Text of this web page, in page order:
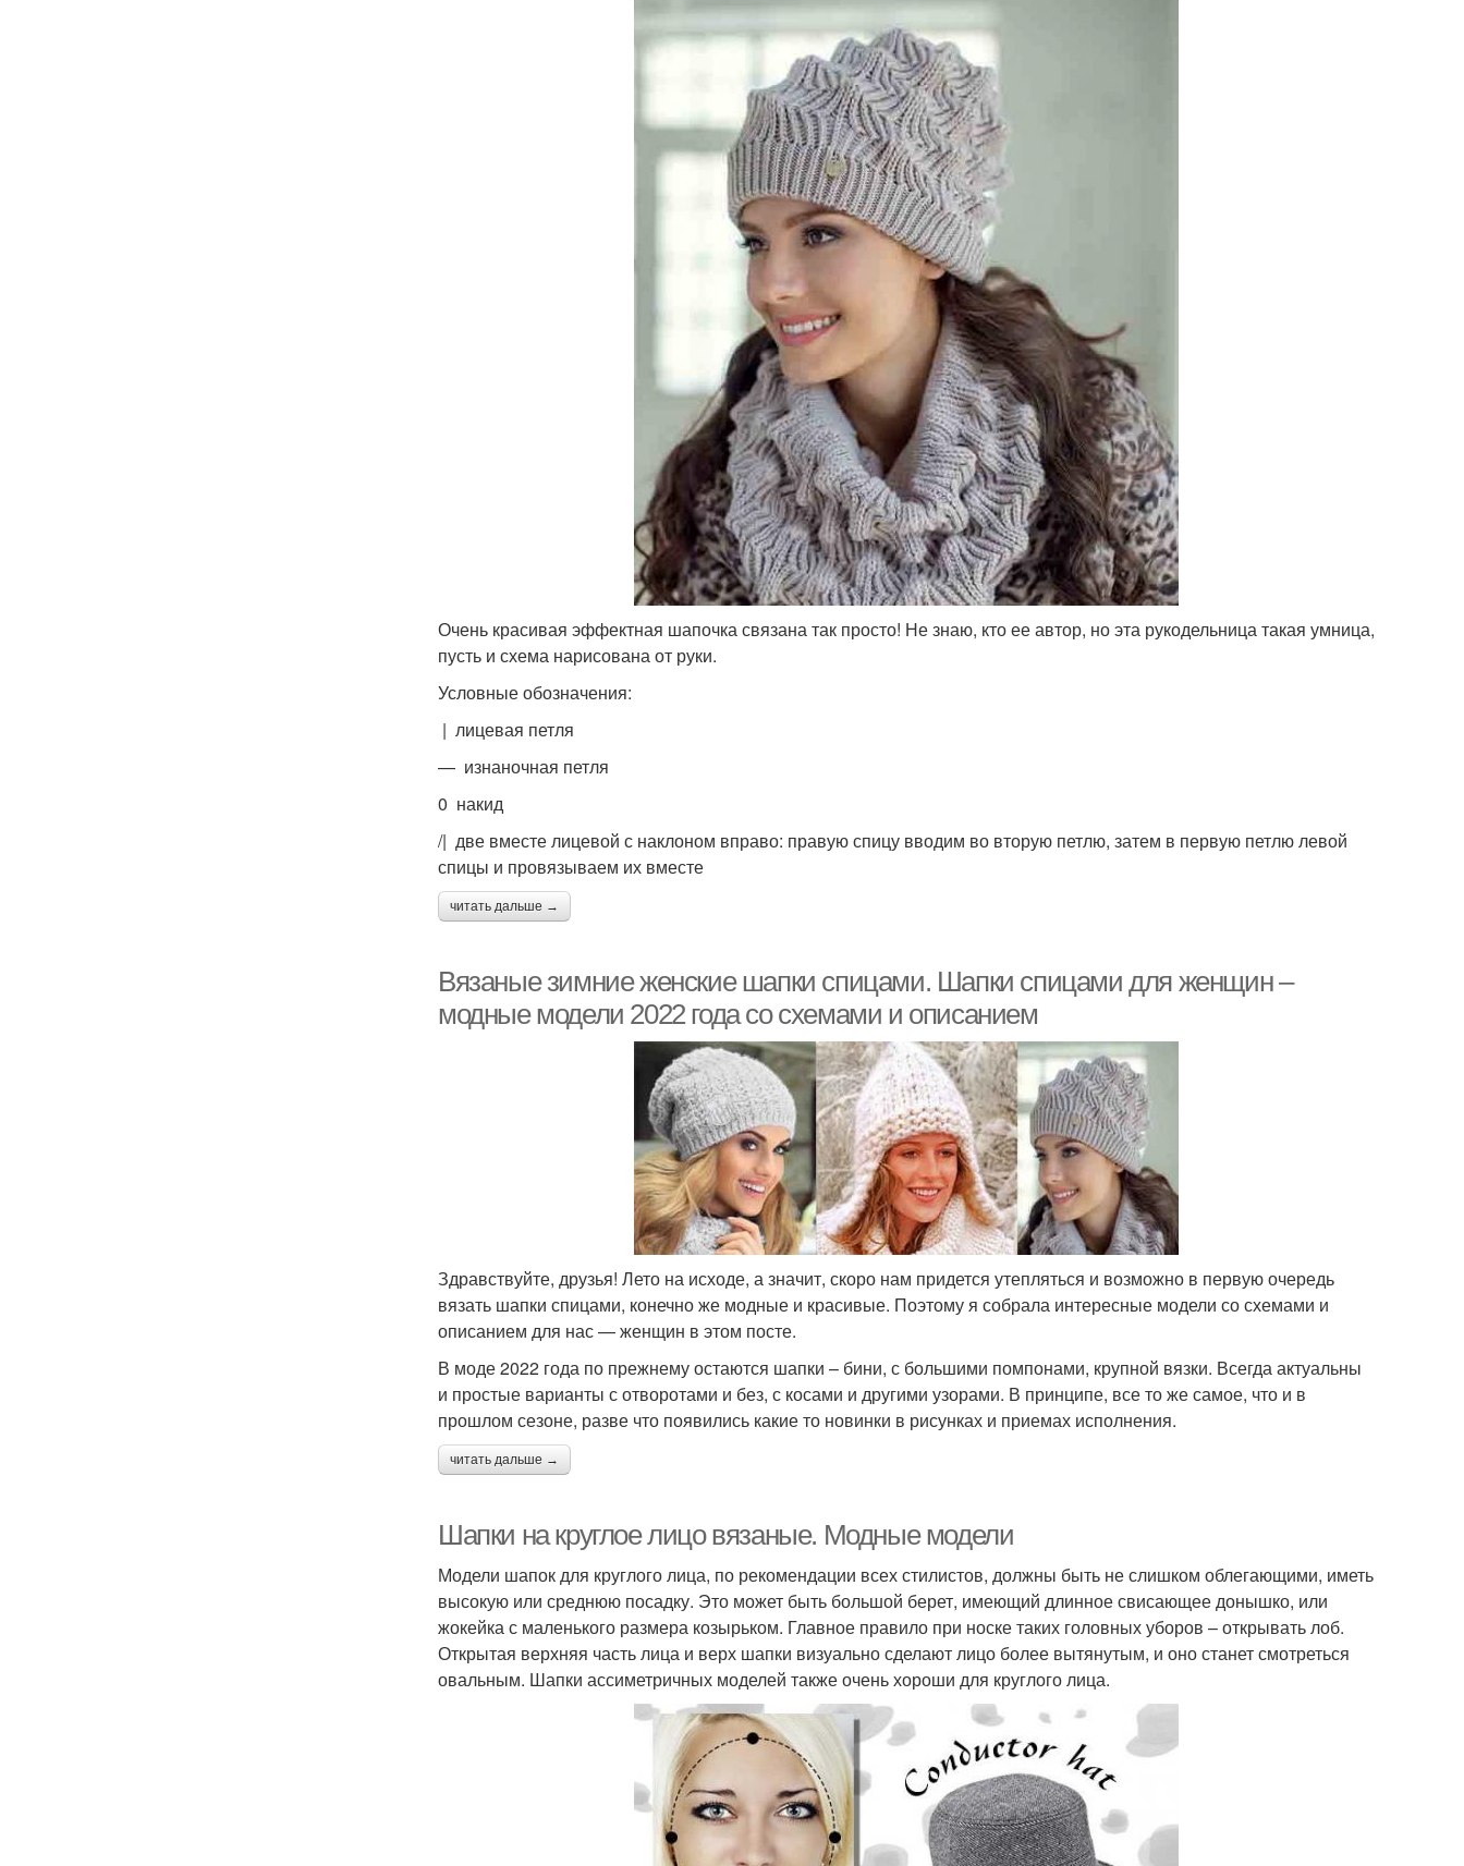
Очень красивая эффектная шапочка связана так просто! Не знаю, кто ее автор, но эта рукодельница такая умница,
пусть и схема нарисована от руки.
Условные обозначения:
| лицевая петля
— изнаночная петля
0 накид
/| две вместе лицевой с наклоном вправо: правую спицу вводим во вторую петлю, затем в первую петлю левой
спицы и провязываем их вместе
читать дальше →
Вязаные зимние женские шапки спицами. Шапки спицами для женщин –
модные модели 2022 года со схемами и описанием
Здравствуйте, друзья! Лето на исходе, а значит, скоро нам придется утепляться и возможно в первую очередь
вязать шапки спицами, конечно же модные и красивые. Поэтому я собрала интересные модели со схемами и
описанием для нас — женщин в этом посте.
В моде 2022 года по прежнему остаются шапки – бини, с большими помпонами, крупной вязки. Всегда актуальны
и простые варианты с отворотами и без, с косами и другими узорами. В принципе, все то же самое, что и в
прошлом сезоне, разве что появились какие то новинки в рисунках и приемах исполнения.
читать дальше →
Шапки на круглое лицо вязаные. Модные модели
Модели шапок для круглого лица, по рекомендации всех стилистов, должны быть не слишком облегающими, иметь
высокую или среднюю посадку. Это может быть большой берет, имеющий длинное свисающее донышко, или
жокейка с маленького размера козырьком. Главное правило при носке таких головных уборов – открывать лоб.
Открытая верхняя часть лица и верх шапки визуально сделают лицо более вытянутым, и оно станет смотреться
овальным. Шапки ассиметричных моделей также очень хороши для круглого лица.